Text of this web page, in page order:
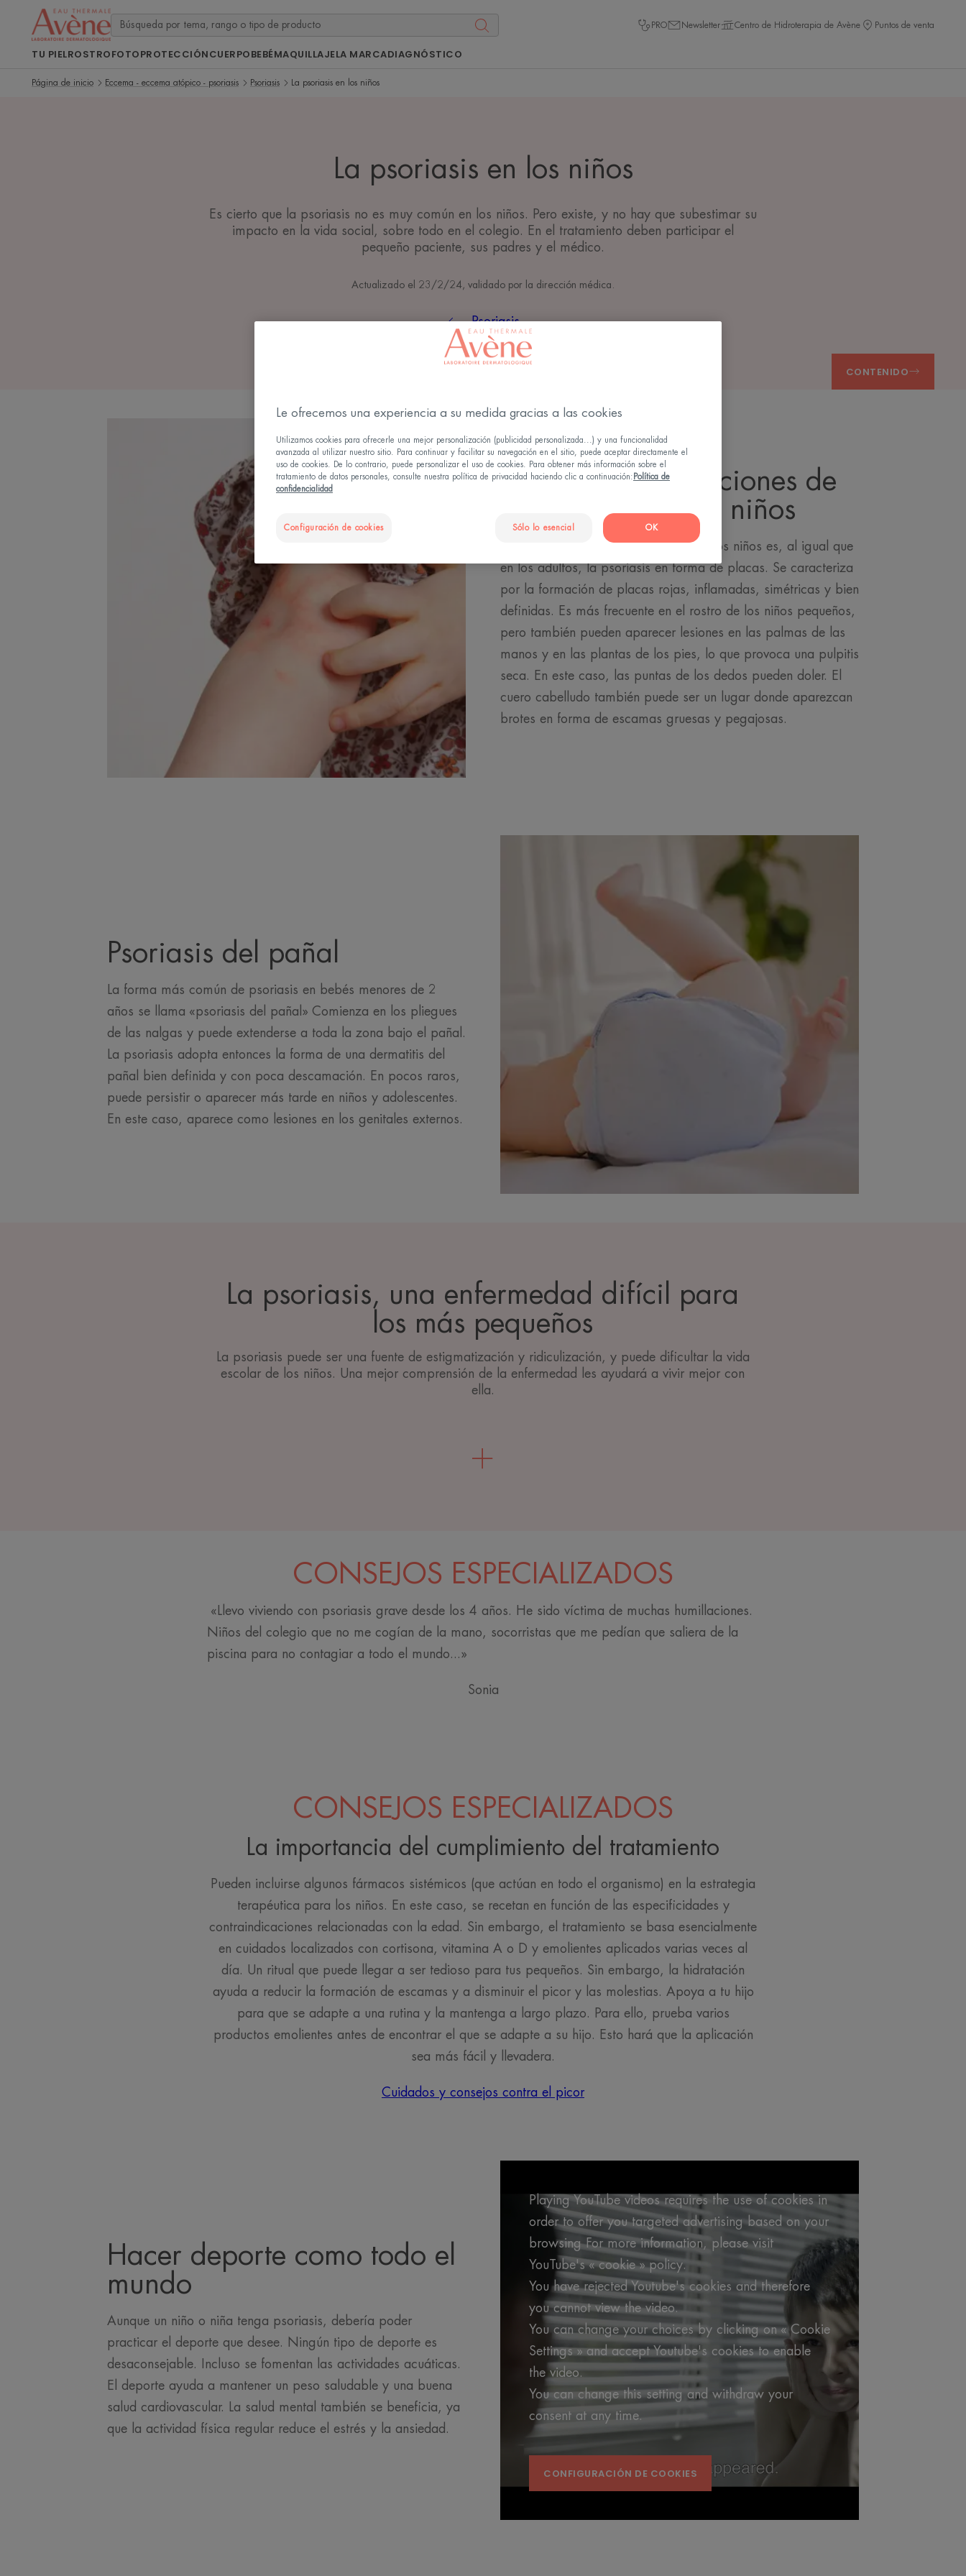
PRO Newsletter Centro de Hidroterapia de Avène Puntos de venta
TU PIELROSTROFOTOPROTECCIÓNCUERPOBEBÉMAQUILLAJELA MARCADIAGNÓSTICO
Página de inicio Eccema - eccema atópico - psoriasis Psoriasis La psoriasis en los niños
La psoriasis en los niños
Es cierto que la psoriasis no es muy común en los niños. Pero existe, y no hay que subestimar su
impacto en la vida social, sobre todo en el colegio. En el tratamiento deben participar el
pequeño paciente, sus padres y el médico.
Actualizado el 23/2/24, validado por la dirección médica
Psoriasis
CONTENIDO
Formas y localizaciones de
la psoriasis en los niños
La forma más común de psoriasis en los niños es, al igual que
en los adultos, la psoriasis en forma de placas. Se caracteriza
por la formación de placas rojas, inflamadas, simétricas y bien
definidas. Es más frecuente en el rostro de los niños pequeños,
pero también pueden aparecer lesiones en las palmas de las
manos y en las plantas de los pies, lo que provoca una pulpitis
seca. En este caso, las puntas de los dedos pueden doler. El
cuero cabelludo también puede ser un lugar donde aparezcan
brotes en forma de escamas gruesas y pegajosas.
Psoriasis del pañal
La forma más común de psoriasis en bebés menores de 2
años se llama «psoriasis del pañal» Comienza en los pliegues
de las nalgas y puede extenderse a toda la zona bajo el pañal.
La psoriasis adopta entonces la forma de una dermatitis del
pañal bien definida y con poca descamación. En pocos raros,
puede persistir o aparecer más tarde en niños y adolescentes.
En este caso, aparece como lesiones en los genitales externos.
La psoriasis, una enfermedad difícil para
los más pequeños
La psoriasis puede ser una fuente de estigmatización y ridiculización, y puede dificultar la vida
escolar de los niños. Una mejor comprensión de la enfermedad les ayudará a vivir mejor con
ella.
CONSEJOS ESPECIALIZADOS
«Llevo viviendo con psoriasis grave desde los 4 años. He sido víctima de muchas humillaciones.
Niños del colegio que no me cogían de la mano, socorristas que me pedían que saliera de la
piscina para no contagiar a todo el mundo...»
Sonia
CONSEJOS ESPECIALIZADOS
La importancia del cumplimiento del tratamiento
Pueden incluirse algunos fármacos sistémicos (que actúan en todo el organismo) en la estrategia
terapéutica para los niños. En este caso, se recetan en función de las especificidades y
contraindicaciones relacionadas con la edad. Sin embargo, el tratamiento se basa esencialmente
en cuidados localizados con cortisona, vitamina A o D y emolientes aplicados varias veces al
día. Un ritual que puede llegar a ser tedioso para tus pequeños. Sin embargo, la hidratación
ayuda a reducir la formación de escamas y a disminuir el picor y las molestias. Apoya a tu hijo
para que se adapte a una rutina y la mantenga a largo plazo. Para ello, prueba varios
productos emolientes antes de encontrar el que se adapte a su hijo. Esto hará que la aplicación
sea más fácil y llevadera.
Cuidados y consejos contra el picor
Hacer deporte como todo el
mundo
Aunque un niño o niña tenga psoriasis, debería poder
practicar el deporte que desee. Ningún tipo de deporte es
desaconsejable. Incluso se fomentan las actividades acuáticas.
El deporte ayuda a mantener un peso saludable y una buena
salud cardiovascular. La salud mental también se beneficia, ya
que la actividad física regular reduce el estrés y la ansiedad.
Playing YouTube videos requires the use of cookies in
order to offer you targeted advertising based on your
browsing For more information, please visit
YouTube's « cookie » policy.
You have rejected Youtube's cookies and therefore
you cannot view the video.
You can change your choices by clicking on « Cookie
Settings » and accept Youtube's cookies to enable
the video.
You can change this setting and withdraw your
consent at any time.
CONFIGURACIÓN DE COOKIES
Le ofrecemos una experiencia a su medida gracias a las cookies
Utilizamos cookies para ofrecerle una mejor personalización (publicidad personalizada...) y una funcionalidad
avanzada al utilizar nuestro sitio. Para continuar y facilitar su navegación en el sitio, puede aceptar directamente el
uso de cookies. De lo contrario, puede personalizar el uso de cookies. Para obtener más información sobre el
tratamiento de datos personales, consulte nuestra política de privacidad haciendo clic a continuación: Política de
confidencialidad
Configuración de cookies Sólo lo esencial OK